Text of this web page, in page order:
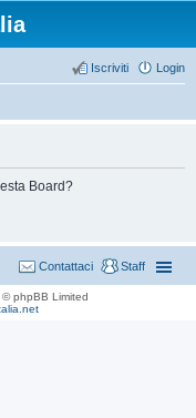
Login
Iscriviti
Board?
Staff
Contattaci
phpBB Limited